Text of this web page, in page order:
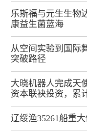
乐斯福与元生生物
康益生菌蓝海
从空间实验到国际
突破路径
大晓机器人完成天
资本联袂投资，累
辽绥渔35261船重